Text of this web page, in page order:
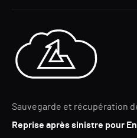
Sauvegarde et récupération
Reprise après sinistre pour